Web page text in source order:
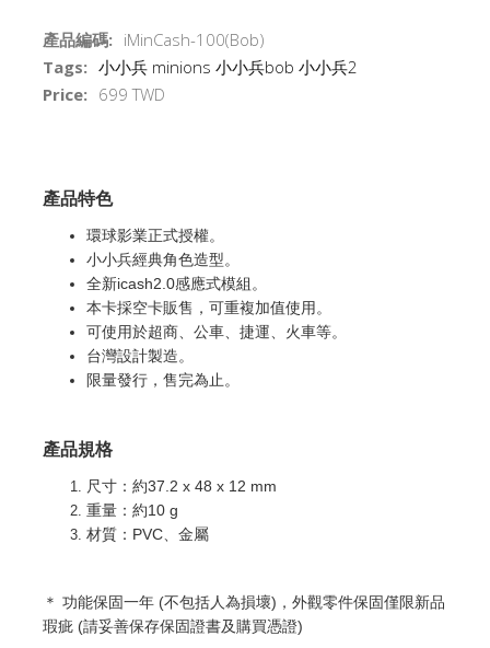
產品編碼: iMinCash-100(Bob)
Tags: 小小兵 minions 小小兵bob 小小兵2
Price: 699 TWD
產品特色
環球影業正式授權。
小小兵經典角色造型。
全新icash2.0感應式模組。
本卡採空卡販售，可重複加值使用。
可使用於超商、公車、捷運、火車等。
台灣設計製造。
限量發行，售完為止。
產品規格
尺寸：約37.2 x 48 x 12 mm
重量： 約10 g
材質：PVC、金屬
＊ 功能保固一年 (不包括人為損壞)，外觀零件保固僅限新品
瑕疵 (請妥善保存保固證書及購買憑證)